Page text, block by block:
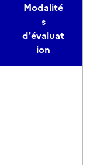
Modalité
s
d'évaluat
ion